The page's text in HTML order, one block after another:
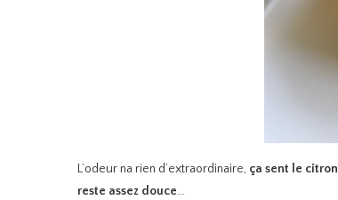
L’odeur na rien d’extraordinaire, ça sent le citron
reste assez douce…